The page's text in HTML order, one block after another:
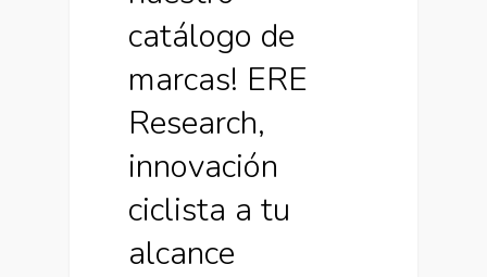
catálogo de
marcas! ERE
Research,
innovación
ciclista a tu
alcance